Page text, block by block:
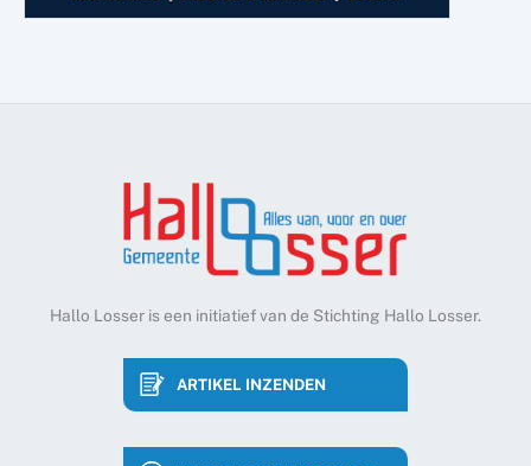
Hallo Losser is een initiatief van de Stichting Hallo Losser.
ARTIKEL INZENDEN